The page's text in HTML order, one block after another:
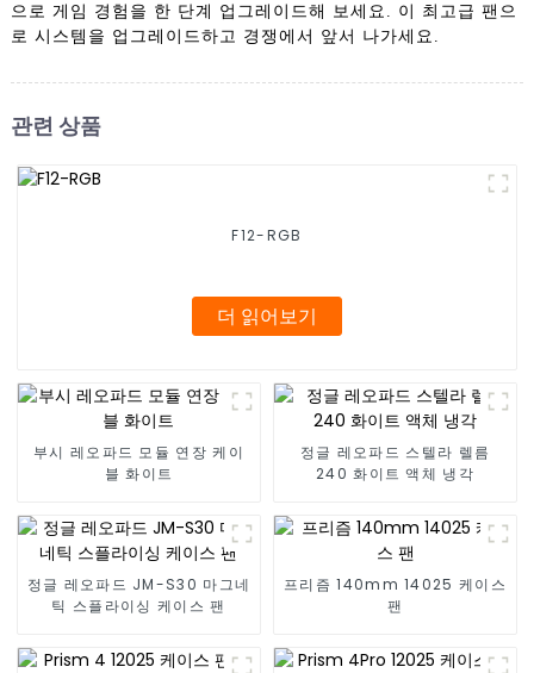
으로 게임 경험을 한 단계 업그레이드해 보세요. 이 최고급 팬으
로 시스템을 업그레이드하고 경쟁에서 앞서 나가세요.
관련 상품
F12-RGB
더 읽어보기
부시 레오파드 모듈 연장 케이
블 화이트
정글 레오파드 스텔라 렐름
240 화이트 액체 냉각
정글 레오파드 JM-S30 마그네
틱 스플라이싱 케이스 팬
프리즘 140mm 14025 케이스
팬